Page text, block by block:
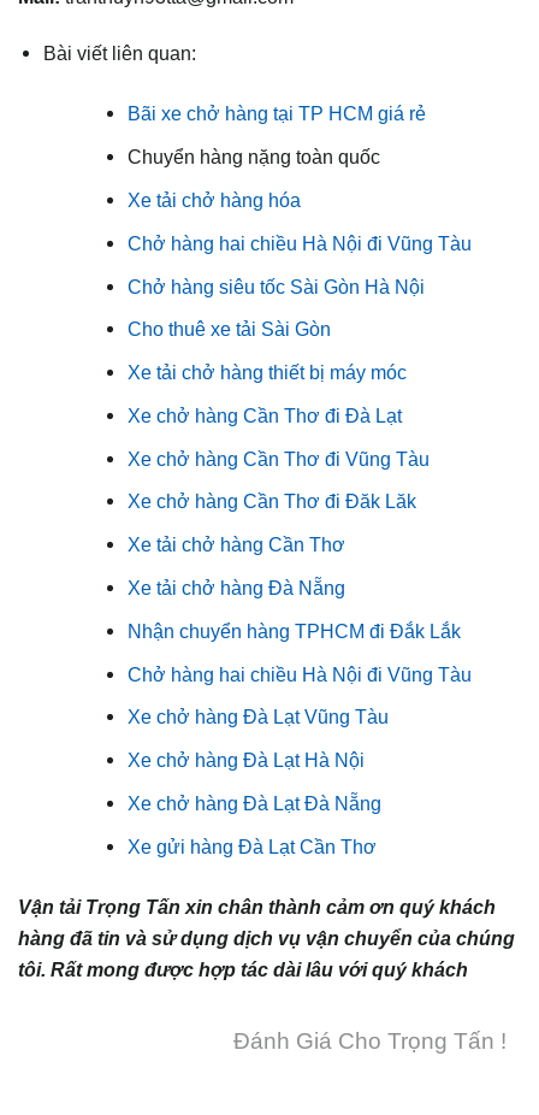
Bài viết liên quan:
Bãi xe chở hàng tại TP HCM giá rẻ
Chuyển hàng nặng toàn quốc
Xe tải chở hàng hóa
Chở hàng hai chiều Hà Nội đi Vũng Tàu
Chở hàng siêu tốc Sài Gòn Hà Nội
Cho thuê xe tải Sài Gòn
Xe tải chở hàng thiết bị máy móc
Xe chở hàng Cần Thơ đi Đà Lạt
Xe chở hàng Cần Thơ đi Vũng Tàu
Xe chở hàng Cần Thơ đi Đăk Lăk
Xe tải chở hàng Cần Thơ
Xe tải chở hàng Đà Nẵng
Nhận chuyển hàng TPHCM đi Đắk Lắk
Chở hàng hai chiều Hà Nội đi Vũng Tàu
Xe chở hàng Đà Lạt Vũng Tàu
Xe chở hàng Đà Lạt Hà Nội
Xe chở hàng Đà Lạt Đà Nẵng
Xe gửi hàng Đà Lạt Cần Thơ
Vận tải Trọng Tấn xin chân thành cảm ơn quý khách
hàng đã tin và sử dụng dịch vụ vận chuyển của chúng
tôi. Rất mong được hợp tác dài lâu với quý khách
Đánh Giá Cho Trọng Tấn !